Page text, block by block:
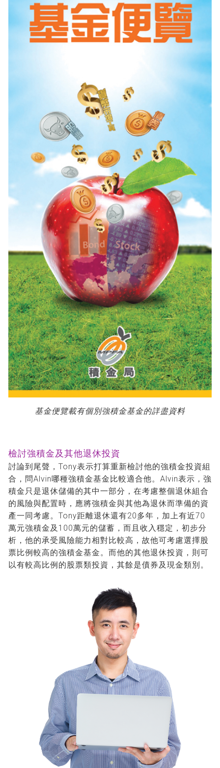
基金便覽載有個別強積金基金的詳盡資料
檢討強積金及其他退休投資
討論到尾聲，Tony表示打算重新檢討他的強積金投資組
合，問Alvin哪種強積金基金比較適合他。Alvin表示，強
積金只是退休儲備的其中一部分，在考慮整個退休組合
的風險與配置時，應將強積金與其他為退休而準備的資
產一同考慮。Tony距離退休還有20多年，加上有近70
萬元強積金及100萬元的儲蓄，而且收入穩定，初步分
析，他的承受風險能力相對比較高，故他可考慮選擇股
票比例較高的強積金基金。而他的其他退休投資，則可
以有較高比例的股票類投資，其餘是債券及現金類別。